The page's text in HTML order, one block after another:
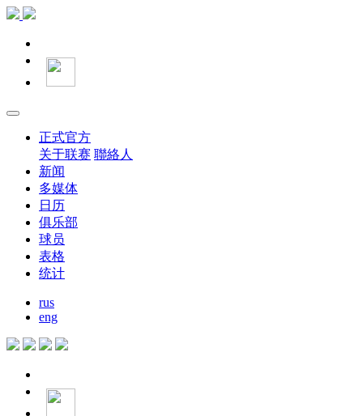
正式官方
关于联赛 聯絡人
新闻
多媒体
日历
俱乐部
球员
表格
统计
rus
eng